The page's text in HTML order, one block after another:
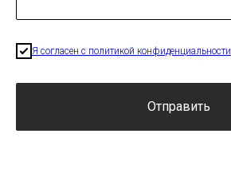
Я согласен с политикой конфиденциальности
Отправить